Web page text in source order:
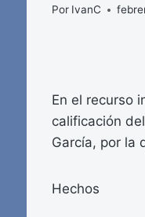
Por IvanC
En el recurso
calificación
García, por la
Hechos